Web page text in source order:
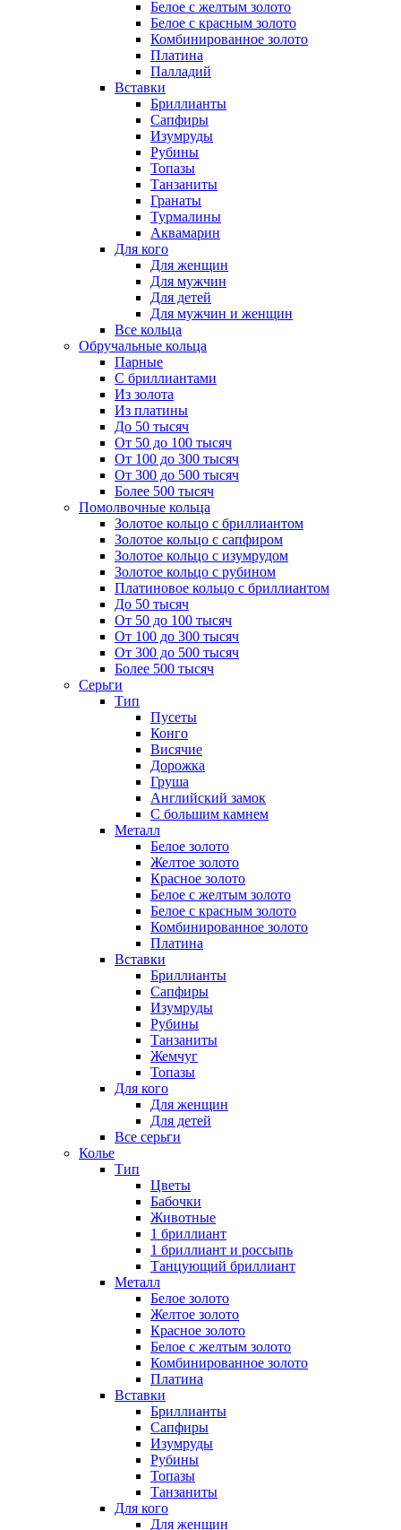
Белое с желтым золото
Белое с красным золото
Комбинированное золото
Платина
Палладий
Вставки
Бриллианты
Сапфиры
Изумруды
Рубины
Топазы
Танзаниты
Гранаты
Турмалины
Аквамарин
Для кого
Для женщин
Для мужчин
Для детей
Для мужчин и женщин
Все кольца
Обручальные кольца
Парные
С бриллиантами
Из золота
Из платины
До 50 тысяч
От 50 до 100 тысяч
От 100 до 300 тысяч
От 300 до 500 тысяч
Более 500 тысяч
Помолвочные кольца
Золотое кольцо с бриллиантом
Золотое кольцо с сапфиром
Золотое кольцо с изумрудом
Золотое кольцо с рубином
Платиновое кольцо с бриллиантом
До 50 тысяч
От 50 до 100 тысяч
От 100 до 300 тысяч
От 300 до 500 тысяч
Более 500 тысяч
Серьги
Тип
Пусеты
Конго
Висячие
Дорожка
Груша
Английский замок
С большим камнем
Металл
Белое золото
Желтое золото
Красное золото
Белое с желтым золото
Белое с красным золото
Комбинированное золото
Платина
Вставки
Бриллианты
Сапфиры
Изумруды
Рубины
Танзаниты
Жемчуг
Топазы
Для кого
Для женщин
Для детей
Все серьги
Колье
Тип
Цветы
Бабочки
Животные
1 бриллиант
1 бриллиант и россыпь
Танцующий бриллиант
Металл
Белое золото
Желтое золото
Красное золото
Белое с желтым золото
Комбинированное золото
Платина
Вставки
Бриллианты
Сапфиры
Изумруды
Рубины
Топазы
Танзаниты
Для кого
Для женщин